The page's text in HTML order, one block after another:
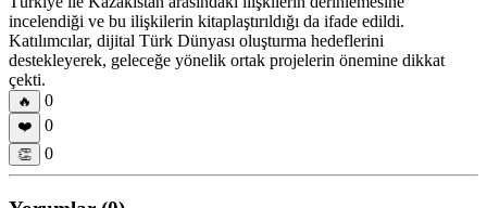
incelendiği ve bu ilişkilerin kitaplaştırıldığı da ifade edildi.
Katılımcılar, dijital Türk Dünyası oluşturma hedeflerini
destekleyerek, geleceğe yönelik ortak projelerin önemine dikkat
çekti.
🔥 0
❤️ 0
👏 0